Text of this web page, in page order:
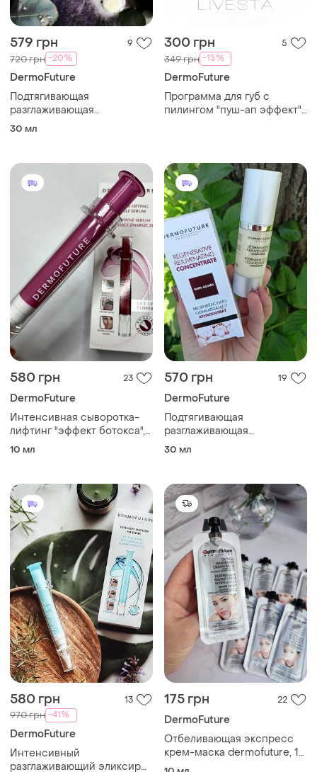
579 грн 9
720 грн -20%
DermoFuture
Подтягивающая
разглаживающая
концентрат-сыворотка
30 мл
300 грн 5
349 грн -15%
DermoFuture
Программа для губ с
пилингом "пуш-ап эффект"
580 грн 23
DermoFuture
Интенсивная сыворотка-
лифтинг "эффект ботокса",
dermofuture, 10 мл
10 мл
570 грн 19
DermoFuture
Подтягивающая
разглаживающая
концентрат-сыворотка
30 мл
580 грн 13
970 грн -41%
DermoFuture
Интенсивный
разглаживающий эликсир
175 грн 22
DermoFuture
Отбеливающая экспресс
крем-маска dermofuture, 12
мл